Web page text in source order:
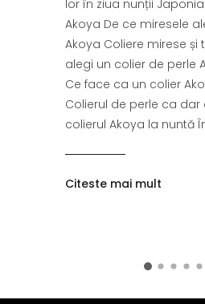
lor în ziua nunții
Akoya De ce miresele
Akoya Coliere mirese și
alegi un colier de perle
Ce face ca un colier
Colierul de perle ca
colierul Akoya la nuntă
Citeste mai mult